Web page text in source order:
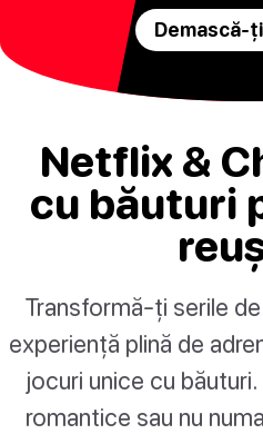
Demască-
Netflix &
cu băuturi
Transformă-ți serile
experiență plină de
jocuri unice cu
romantice sau nu